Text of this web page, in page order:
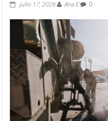
julio 17, 2026 Ana E 0